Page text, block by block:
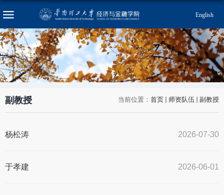
English
当前位置： 首页 师资队伍 副教授
副教授
杨松涛 2026-07-30
于孝建 2026-06-01